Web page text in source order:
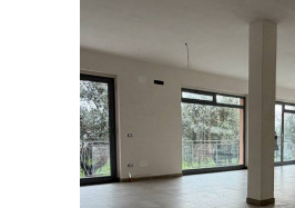
Scuole Superiori
Bar
Uffici postali
Centri commerciali
Uffici comunali
Giardino
Posto auto/Box
Balcone/Terrazzo